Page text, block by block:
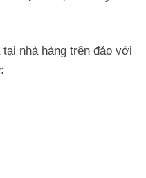
nhà hàng trên đảo với